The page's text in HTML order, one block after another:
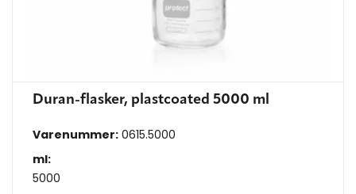
Duran-flasker, plastcoated 5000 ml
Varenummer: 0615.5000
ml:
5000